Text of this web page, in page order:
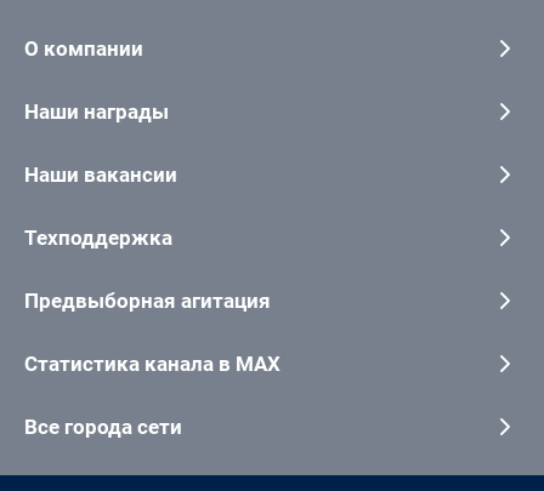
О компании
Наши награды
Наши вакансии
Техподдержка
Предвыборная агитация
Статистика канала в MAX
Все города сети